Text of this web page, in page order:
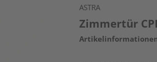
ASTRA
Zimmertür